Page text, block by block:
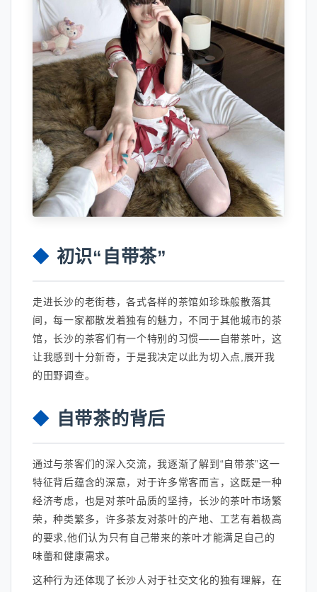
初识“自带茶”
走进长沙的老街巷，各式各样的茶馆如珍珠般散落其
间，每一家都散发着独有的魅力，不同于其他城市的茶
馆，长沙的茶客们有一个特别的习惯——自带茶叶，这
让我感到十分新奇，于是我决定以此为切入点,展开我
的田野调查。
自带茶的背后
通过与茶客们的深入交流，我逐渐了解到“自带茶”这一
特征背后蕴含的深意，对于许多常客而言，这既是一种
经济考虑，也是对茶叶品质的坚持，长沙的茶叶市场繁
荣，种类繁多，许多茶友对茶叶的产地、工艺有着极高
的要求,他们认为只有自己带来的茶叶才能满足自己的
味蕾和健康需求。
这种行为还体现了长沙人对于社交文化的独有理解，在